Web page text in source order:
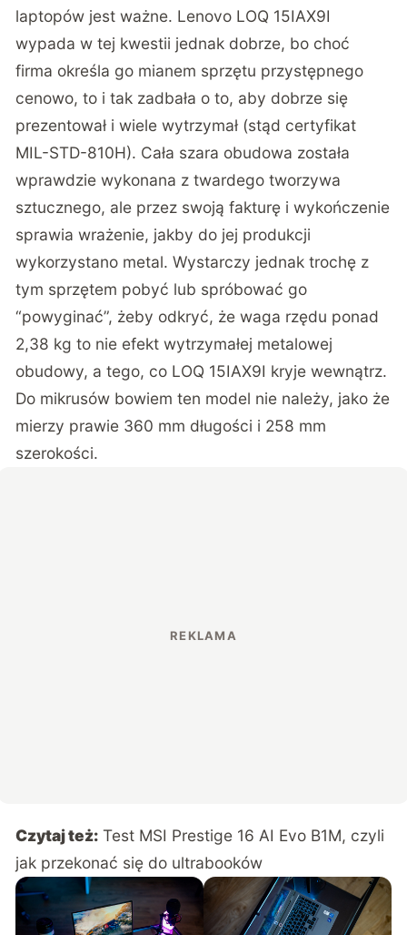
laptopów jest ważne. Lenovo LOQ 15IAX9I
wypada w tej kwestii jednak dobrze, bo choć
firma określa go mianem sprzętu przystępnego
cenowo, to i tak zadbała o to, aby dobrze się
prezentował i wiele wytrzymał (stąd certyfikat
MIL-STD-810H). Cała szara obudowa została
wprawdzie wykonana z twardego tworzywa
sztucznego, ale przez swoją fakturę i wykończenie
sprawia wrażenie, jakby do jej produkcji
wykorzystano metal. Wystarczy jednak trochę z
tym sprzętem pobyć lub spróbować go
“powyginać”, żeby odkryć, że waga rzędu ponad
2,38 kg to nie efekt wytrzymałej metalowej
obudowy, a tego, co LOQ 15IAX9I kryje wewnątrz.
Do mikrusów bowiem ten model nie należy, jako że
mierzy prawie 360 mm długości i 258 mm
szerokości.
Czytaj też: Test MSI Prestige 16 AI Evo B1M, czyli
jak przekonać się do ultrabooków